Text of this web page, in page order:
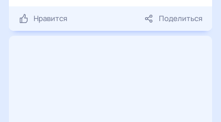
Нравится Поделиться